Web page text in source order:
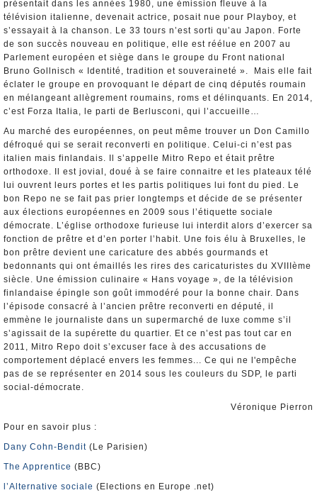
présentait dans les années 1980, une émission fleuve à la
télévision italienne, devenait actrice, posait nue pour Playboy, et
s’essayait à la chanson. Le 33 tours n’est sorti qu’au Japon. Forte
de son succès nouveau en politique, elle est réélue en 2007 au
Parlement européen et siège dans le groupe du Front national
Bruno Gollnisch « Identité, tradition et souveraineté ». Mais elle fait
éclater le groupe en provoquant le départ de cinq députés roumain
en mélangeant allègrement roumains, roms et délinquants. En 2014,
c’est Forza Italia, le parti de Berlusconi, qui l’accueille…
Au marché des européennes, on peut même trouver un Don Camillo
défroqué qui se serait reconverti en politique. Celui-ci n’est pas
italien mais finlandais. Il s’appelle Mitro Repo et était prêtre
orthodoxe. Il est jovial, doué à se faire connaitre et les plateaux télé
lui ouvrent leurs portes et les partis politiques lui font du pied. Le
bon Repo ne se fait pas prier longtemps et décide de se présenter
aux élections européennes en 2009 sous l’étiquette sociale
démocrate. L’église orthodoxe furieuse lui interdit alors d’exercer sa
fonction de prêtre et d’en porter l’habit. Une fois élu à Bruxelles, le
bon prêtre devient une caricature des abbés gourmands et
bedonnants qui ont émaillés les rires des caricaturistes du XVIIIème
siècle. Une émission culinaire « Hans voyage », de la télévision
finlandaise épingle son goût immodéré pour la bonne chair. Dans
l’épisode consacré à l’ancien prêtre reconverti en député, il
emmène le journaliste dans un supermarché de luxe comme s’il
s’agissait de la supérette du quartier. Et ce n’est pas tout car en
2011, Mitro Repo doit s’excuser face à des accusations de
comportement déplacé envers les femmes... Ce qui ne l'empêche
pas de se représenter en 2014 sous les couleurs du SDP, le parti
social-démocrate.
Véronique Pierron
Pour en savoir plus :
Dany Cohn-Bendit (Le Parisien)
The Apprentice (BBC)
l’Alternative sociale (Elections en Europe .net)